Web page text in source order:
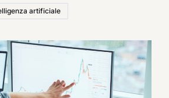
artificiale